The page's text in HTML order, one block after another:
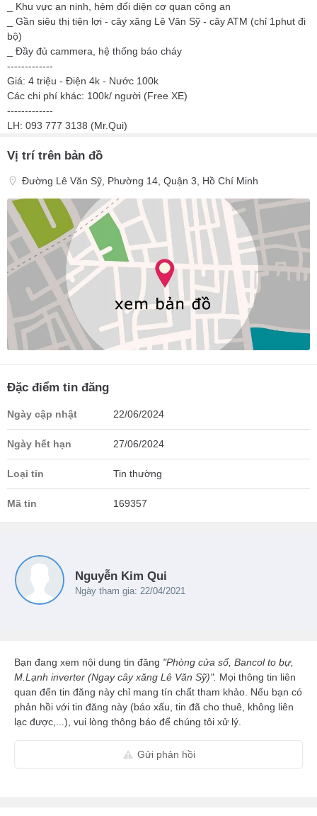
_ Khu vực an ninh, hẻm đối diện cơ quan công an
_ Gần siêu thị tiện lợi - cây xăng Lê Văn Sỹ - cây ATM (chỉ 1phut đi
bộ)
_ Đầy đủ cammera, hệ thống báo cháy
-------------
Giá: 4 triệu - Điện 4k - Nước 100k
Các chi phí khác: 100k/ người (Free XE)
-------------
LH: 093 777 3138 (Mr.Qui)
Vị trí trên bản đồ
Đường Lê Văn Sỹ, Phường 14, Quận 3, Hồ Chí Minh
Đặc điểm tin đăng
Ngày cập nhật 22/06/2024
Ngày hết hạn 27/06/2024
Loại tin Tin thường
Mã tin 169357
Nguyễn Kim Qui
Ngày tham gia: 22/04/2021
Bạn đang xem nội dung tin đăng "Phòng cửa sổ, Bancol to bự,
M.Lạnh inverter (Ngay cây xăng Lê Văn Sỹ)". Mọi thông tin liên
quan đến tin đăng này chỉ mang tín chất tham khảo. Nếu bạn có
phản hồi với tin đăng này (báo xấu, tin đã cho thuê, không liên
lạc được,...), vui lòng thông báo để chúng tôi xử lý.
Gửi phản hồi